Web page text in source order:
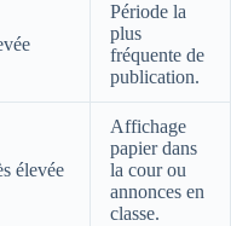
Période la
plus
fréquente de
publication.
élevée
Affichage
papier dans
la cour ou
annonces en
classe.